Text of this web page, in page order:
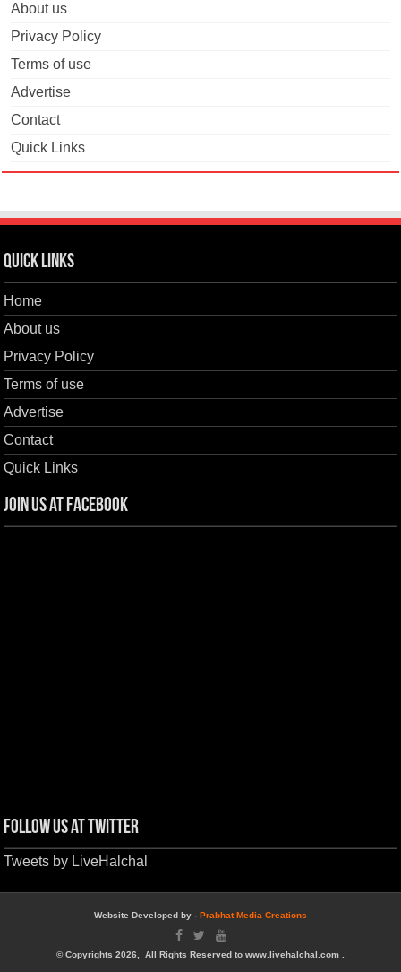
About us
Privacy Policy
Terms of use
Advertise
Contact
Quick Links
Quick Links
Home
About us
Privacy Policy
Terms of use
Advertise
Contact
Quick Links
Join us at Facebook
Follow us at Twitter
Tweets by LiveHalchal
Website Developed by - Prabhat Media Creations
© Copyrights 2026, All Rights Reserved to www.livehalchal.com .